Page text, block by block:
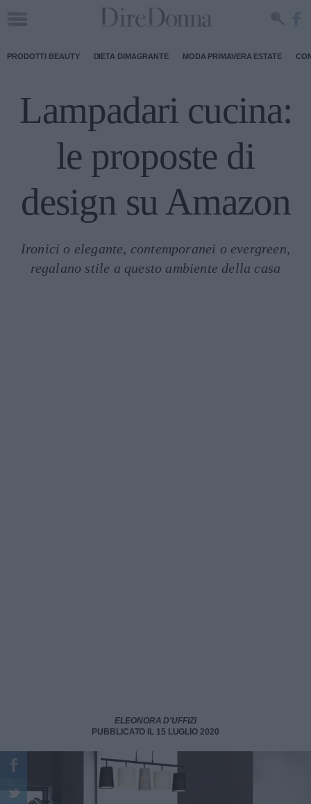
PRODOTTI BEAUTY DIETA DIMAGRANTE MODA PRIMAVERA ESTATE
Lampadari cucina:
le proposte di
design su Amazon
Ironici o elegante, contemporanei o evergreen,
regalano stile a questo ambiente della casa
ELEONORA D'UFFIZI
PUBBLICATO IL 15 LUGLIO 2020